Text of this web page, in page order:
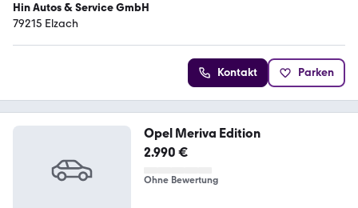
Hin Autos & Service GmbH
79215 Elzach
Kontakt Parken
Opel Meriva Edition
2.990 €
Ohne Bewertung